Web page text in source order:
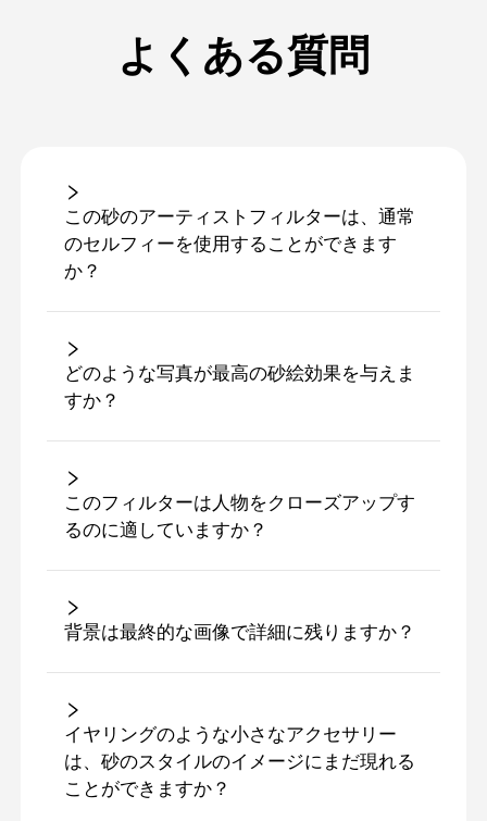
よくある質問
この砂のアーティストフィルターは、通常
のセルフィーを使用することができます
か？
どのような写真が最高の砂絵効果を与えま
すか？
このフィルターは人物をクローズアップす
るのに適していますか？
背景は最終的な画像で詳細に残りますか？
イヤリングのような小さなアクセサリー
は、砂のスタイルのイメージにまだ現れる
ことができますか？